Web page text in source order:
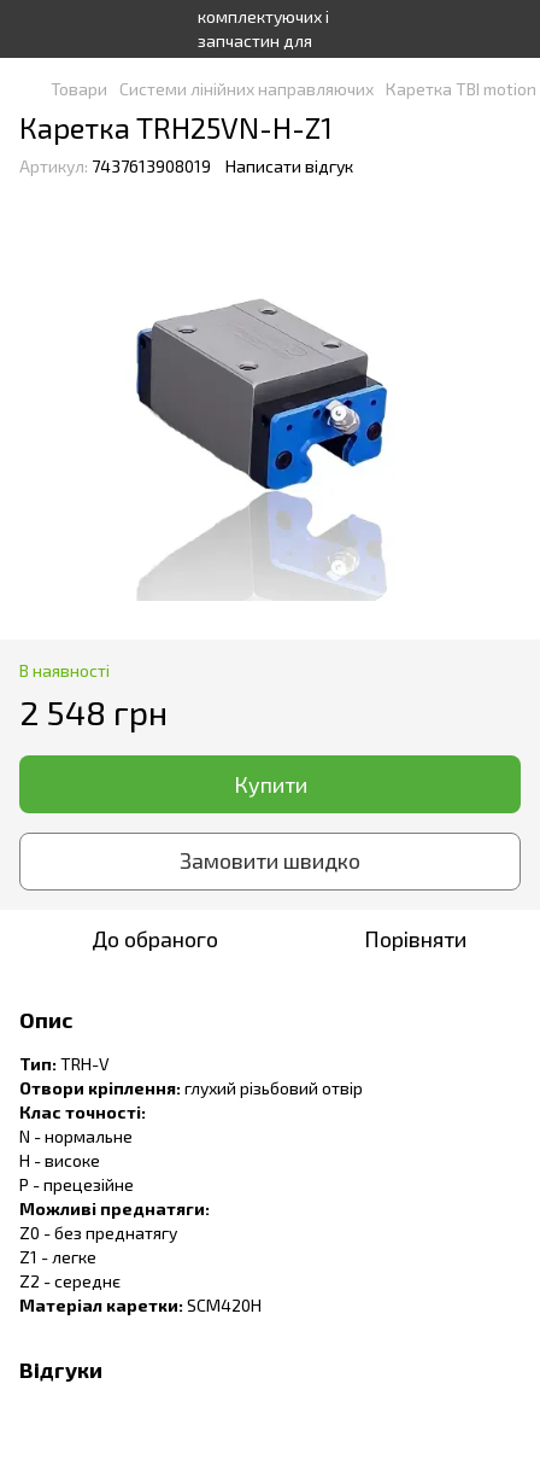
Товари Системи лінійних направляючих Каретка TBI motion
Каретка TRH25VN-H-Z1
Артикул: 7437613908019 Написати відгук
В наявності
2 548 грн
Купити
Замовити швидко
До обраного Порівняти
Опис
Тип:TRH-V
Отвори кріплення:глухий різьбовий отвір
Клас точності:
N - нормальне
H - високе
P - прецезійне
Можливі преднатяги:
Z0 - без преднатягу
Z1 - легке
Z2 - середнє
Матеріал каретки:SCM420H
Відгуки